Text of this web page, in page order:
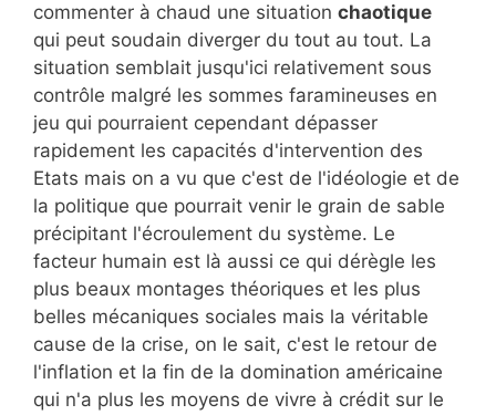
commenter à chaud une situation chaotique
qui peut soudain diverger du tout au tout. La
situation semblait jusqu'ici relativement sous
contrôle malgré les sommes faramineuses en
jeu qui pourraient cependant dépasser
rapidement les capacités d'intervention des
Etats mais on a vu que c'est de l'idéologie et de
la politique que pourrait venir le grain de sable
précipitant l'écroulement du système. Le
facteur humain est là aussi ce qui dérègle les
plus beaux montages théoriques et les plus
belles mécaniques sociales mais la véritable
cause de la crise, on le sait, c'est le retour de
l'inflation et la fin de la domination américaine
qui n'a plus les moyens de vivre à crédit sur le